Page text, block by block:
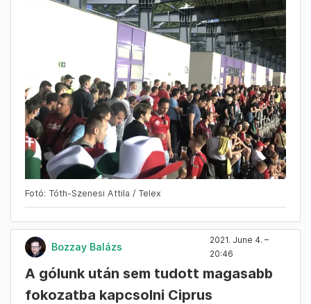
Fotó: Tóth-Szenesi Attila / Telex
Bozzay Balázs
2021. June 4. –
20:46
A gólunk után sem tudott magasabb
fokozatba kapcsolni Ciprus